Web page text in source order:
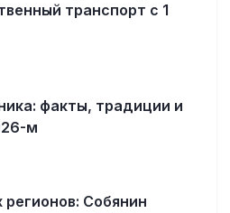
транспорт с 1
факты, традиции и
м
Собянин